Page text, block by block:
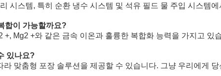
시스템, 특히 순환 냉수 시스템 및 석유 필드 물 주입 시스템
합이 가능할까요?
+, Mg2 +와 같은 금속 이온과 훌륭한 복합화 능력을 가지고 있
있나요?
라 맞춤형 포장 솔루션을 제공할 수 있습니다. 그냥 우리에게